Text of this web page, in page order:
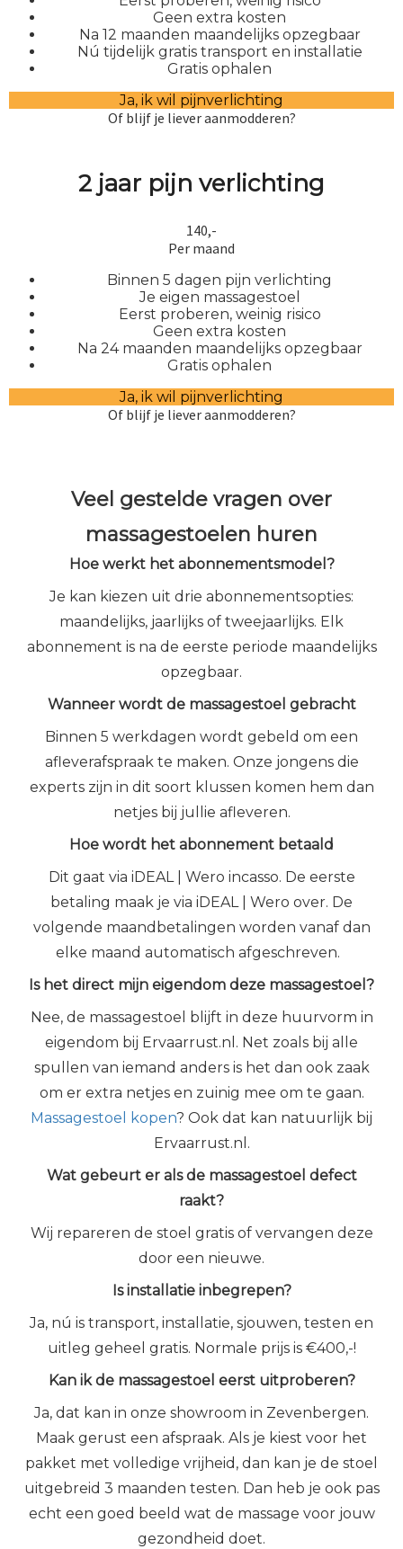
Geen extra kosten
Na 12 maanden maandelijks opzegbaar
Nú tijdelijk gratis transport en installatie
Gratis ophalen
Ja, ik wil pijnverlichting
Of blijf je liever aanmodderen?
2 jaar pijn verlichting
140,-
Per maand
Binnen 5 dagen pijn verlichting
Je eigen massagestoel
Eerst proberen, weinig risico
Geen extra kosten
Na 24 maanden maandelijks opzegbaar
Gratis ophalen
Ja, ik wil pijnverlichting
Of blijf je liever aanmodderen?
Veel gestelde vragen over
massagestoelen huren
Hoe werkt het abonnementsmodel?
Je kan kiezen uit drie abonnementsopties:
maandelijks, jaarlijks of tweejaarlijks. Elk
abonnement is na de eerste periode maandelijks
opzegbaar.
Wanneer wordt de massagestoel gebracht
Binnen 5 werkdagen wordt gebeld om een
afleverafspraak te maken. Onze jongens die
experts zijn in dit soort klussen komen hem dan
netjes bij jullie afleveren.
Hoe wordt het abonnement betaal d
Dit gaat via iDEAL | Wero incasso. De eerste
betaling maak je via iDEAL | Wero over. De
volgende maandbetalingen worden vanaf dan
elke maand automatisch afgeschreven.
Is het direct mijn eigendom deze massagestoel?
Nee, de massagestoel blijft in deze huurvorm in
eigendom bij Ervaarrust.nl. Net zoals bij alle
spullen van iemand anders is het dan ook zaak
om er extra netjes en zuinig mee om te gaan.
Massagestoel kopen? Ook dat kan natuurlijk bij
Ervaarrust.nl.
Wat gebeurt er als de massagestoel defect
raakt?
Wij repareren de stoel gratis of vervangen deze
door een nieuwe.
Is installatie inbegrepen?
Ja, nú is transport, installatie, sjouwen, testen en
uitleg geheel gratis. Normale prijs is €400,-!
Kan ik de massagestoel eerst uitproberen?
Ja, dat kan in onze showroom in Zevenbergen.
Maak gerust een afspraak. Als je kiest voor het
pakket met volledige vrijheid, dan kan je de stoel
uitgebreid 3 maanden testen. Dan heb je ook pas
echt een goed beeld wat de massage voor jouw
gezondheid doet.